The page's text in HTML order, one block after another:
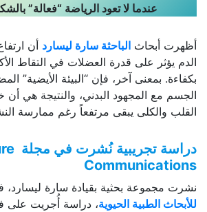
عندما لا تعود الرياضة “فعالة”
أظهرت أبحاث الباحثة سارة ليسارد أن
الدم يؤثر على قدرة العضلات في التقاط
بكفاءة. بمعنى آخر، فإن “البيئة الأيضية”
الجسم مع المجهود البدني، والنتيجة هي أن
القلب والكلى يبقى مرتفعاً رغم ممارسة
دراسة تجريبية نُشرت في مجلة
Communications
نشرت مجموعة بحثية بقيادة سارة ليسارد،
للأبحاث الطبية الحيوية، دراسة أُجريت على